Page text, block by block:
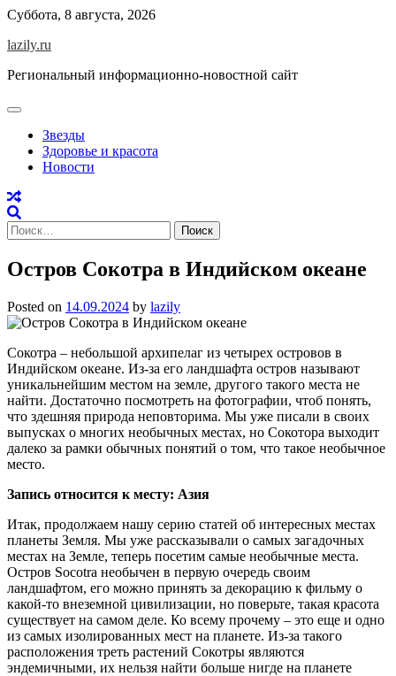
Skip
content
Суббота, 8 августа, 2026
lazily.ru
Региональный информационно-новостной сайт
Звезды
Здоровье и красота
Новости
Найти:
Остров Сокотра в Индийском океане
Posted on 14.09.2024 by lazily
Сокотра – небольшой архипелаг из четырех островов в
Индийском океане. Из-за его ландшафта остров называют
уникальнейшим местом на земле, другого такого места не
найти. Достаточно посмотреть на фотографии, чтоб понять,
что здешняя природа неповторима. Мы уже писали в своих
выпусках о многих необычных местах, но Сокотора выходит
далеко за рамки обычных понятий о том, что такое необычное
место.
Запись относится к месту: Азия
Итак, продолжаем нашу серию статей об интересных местах
планеты Земля. Мы уже рассказывали о самых загадочных
местах на Земле, теперь посетим самые необычные места.
Остров Socotra необычен в первую очередь своим
ландшафтом, его можно принять за декорацию к фильму о
какой-то внеземной цивилизации, но поверьте, такая красота
существует на самом деле. Ко всему прочему – это еще и одно
из самых изолированных мест на планете. Из-за такого
расположения треть растений Сокотры являются
эндемичными, их нельзя найти больше нигде на планете